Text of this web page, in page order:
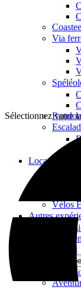
Via
Location
Vélos
Autres
Jet-Ski
Sélectionnez votre